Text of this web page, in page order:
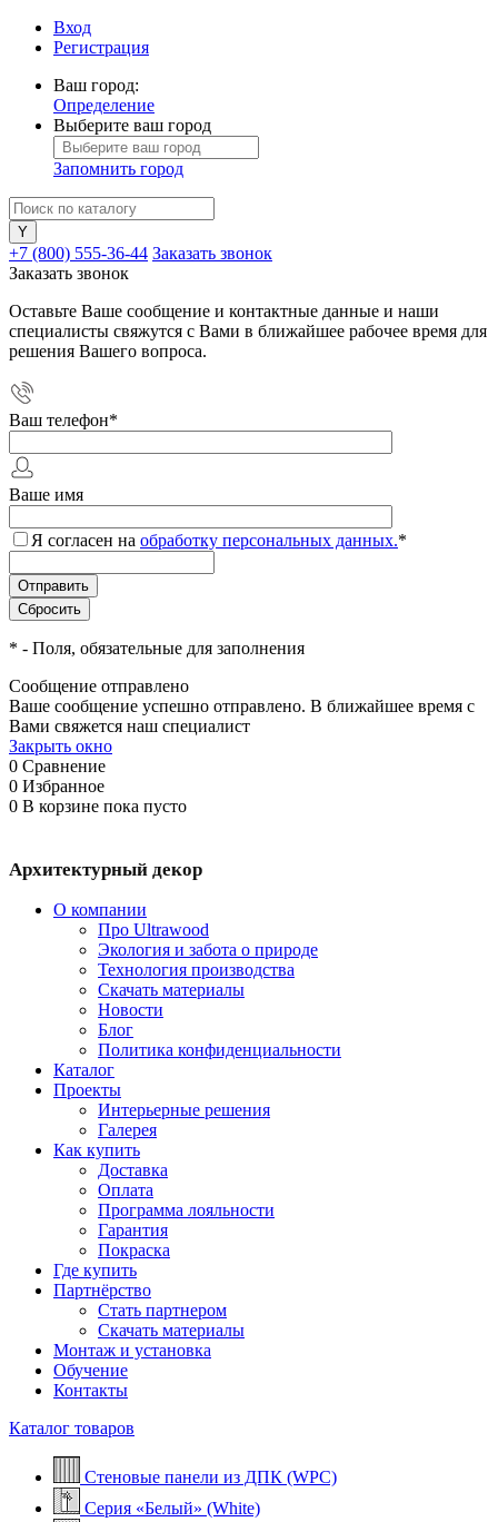
Вход
Регистрация
Ваш город:
Определение
Выберите ваш город
Запомнить город
+7 (800) 555-36-44 Заказать звонок
Заказать звонок
Оставьте Ваше сообщение и контактные данные и наши
специалисты свяжутся с Вами в ближайшее рабочее время для
решения Вашего вопроса.
Ваш телефон*
Ваше имя
Я согласен на обработку персональных данных.*
* - Поля, обязательные для заполнения
Сообщение отправлено
Ваше сообщение успешно отправлено. В ближайшее время с
Вами свяжется наш специалист
Закрыть окно
0 Сравнение
0 Избранное
0 В корзине пока пусто
Архитектурный декор
О компании
Про Ultrawood
Экология и забота о природе
Технология производства
Скачать материалы
Новости
Блог
Политика конфиденциальности
Каталог
Проекты
Интерьерные решения
Галерея
Как купить
Доставка
Оплата
Программа лояльности
Гарантия
Покраска
Где купить
Партнёрство
Стать партнером
Скачать материалы
Монтаж и установка
Обучение
Контакты
Каталог товаров
Стеновые панели из ДПК (WPC)
Серия «Белый» (White)